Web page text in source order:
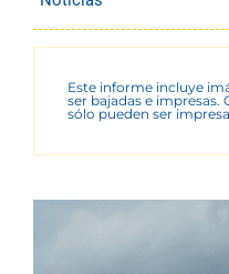
Este informe incluye
ser bajadas e impresas.
sólo pueden ser